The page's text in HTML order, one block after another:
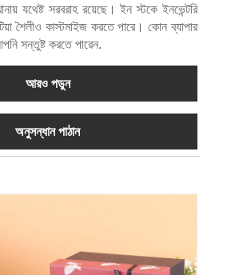
যথেষ্ট সরবরাহ রয়েছে। ইন স্টকে ইনভেন্টরি
শৈলীও কাস্টমাইজ করতে পারে। কোন ব্যাপার
সন্তুষ্ট করতে পারেন.
আরও পড়ুন
অনুসন্ধান পাঠান